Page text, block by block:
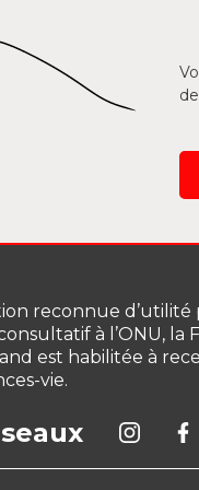
reconnue
à l’ONU, la
est habilitée à
vie.